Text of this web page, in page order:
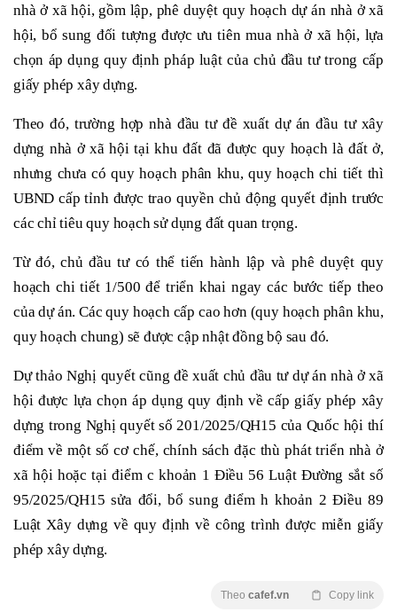
nhà ở xã hội, gồm lập, phê duyệt quy hoạch dự án nhà ở xã
hội, bổ sung đối tượng được ưu tiên mua nhà ở xã hội, lựa
chọn áp dụng quy định pháp luật của chủ đầu tư trong cấp
giấy phép xây dựng.
Theo đó, trường hợp nhà đầu tư đề xuất dự án đầu tư xây
dựng nhà ở xã hội tại khu đất đã được quy hoạch là đất ở,
nhưng chưa có quy hoạch phân khu, quy hoạch chi tiết thì
UBND cấp tỉnh được trao quyền chủ động quyết định trước
các chỉ tiêu quy hoạch sử dụng đất quan trọng.
Từ đó, chủ đầu tư có thể tiến hành lập và phê duyệt quy
hoạch chi tiết 1/500 để triển khai ngay các bước tiếp theo
của dự án. Các quy hoạch cấp cao hơn (quy hoạch phân khu,
quy hoạch chung) sẽ được cập nhật đồng bộ sau đó.
Dự thảo Nghị quyết cũng đề xuất chủ đầu tư dự án nhà ở xã
hội được lựa chọn áp dụng quy định về cấp giấy phép xây
dựng trong Nghị quyết số 201/2025/QH15 của Quốc hội thí
điểm về một số cơ chế, chính sách đặc thù phát triển nhà ở
xã hội hoặc tại điểm c khoản 1 Điều 56 Luật Đường sắt số
95/2025/QH15 sửa đổi, bổ sung điểm h khoản 2 Điều 89
Luật Xây dựng về quy định về công trình được miễn giấy
phép xây dựng.
Theo cafef.vn Copy link